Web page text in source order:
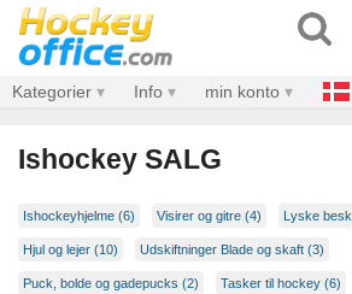
Kategorier Info min konto
Ishockey SALG
Ishockeyhjelme (6) Visirer og gitre (4) Lyske
Hjul og lejer (10) Udskiftninger Blade og skaft (3)
Puck, bolde og gadepucks (2) Tasker til hockey (6)